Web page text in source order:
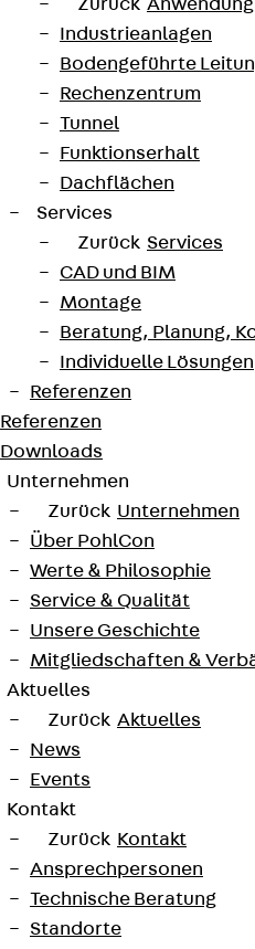
Zurück
Industrieanlagen
Bodengeführte
Rechenzentrum
Tunnel
Funktionserhalt
Dachflächen
Services
Zurück Services
CAD und BIM
Montage
Beratung, Planung,
Individuelle Lösungen
Referenzen
Referenzen
Downloads
Unternehmen
Zurück Unternehmen
Über PohlCon
Werte & Philosophie
Service & Qualität
Unsere Geschichte
Mitgliedschaften &
Aktuelles
Zurück Aktuelles
News
Events
Kontakt
Zurück Kontakt
Ansprechpersonen
Technische Beratung
Standorte